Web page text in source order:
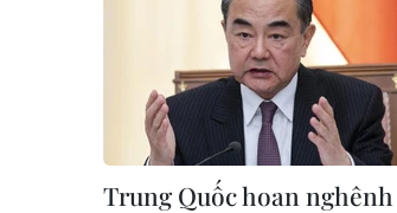
Trung Quốc hoan nghênh